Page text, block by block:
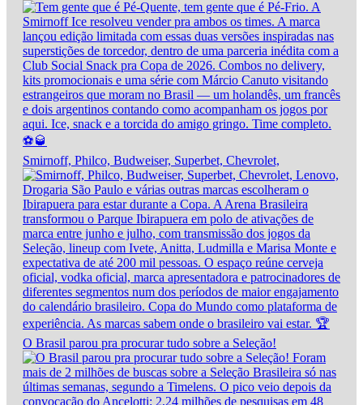
Smirnoff, Philco, Budweiser, Superbet, Chevrolet,
O Brasil parou pra procurar tudo sobre a Seleção!